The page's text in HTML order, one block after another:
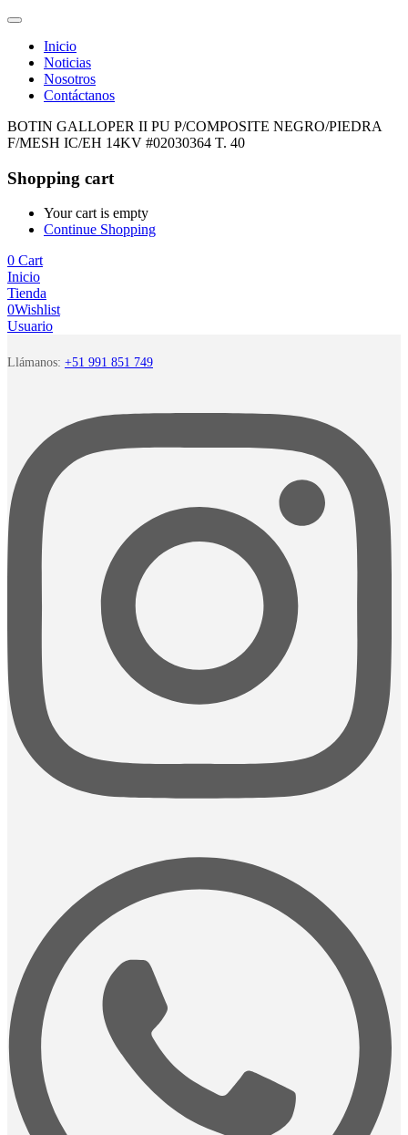
Inicio
Noticias
Nosotros
Contáctanos
BOTIN GALLOPER II PU P/COMPOSITE NEGRO/PIEDRA
F/MESH IC/EH 14KV #02030364 T. 40
Shopping cart
Your cart is empty
Continue Shopping
0 Cart
Inicio
Tienda
0Wishlist
Usuario
Llámanos: +51 991 851 749